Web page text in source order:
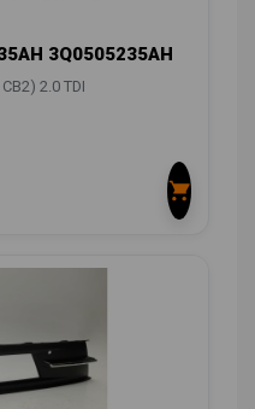
3Q0505235AH
2.0 TDI